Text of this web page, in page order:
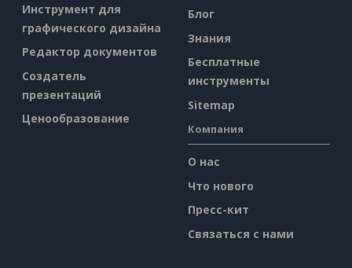
Инструмент для
графического дизайна
Редактор документов
Создатель
презентаций
Ценообразование
Блог
Знания
Бесплатные
инструменты
Sitemap
Компания
О нас
Что нового
Пресс-кит
Связаться с нами